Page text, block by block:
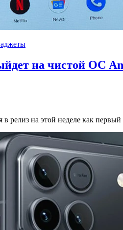
на чистой ОС
в релиз на этой неделе как